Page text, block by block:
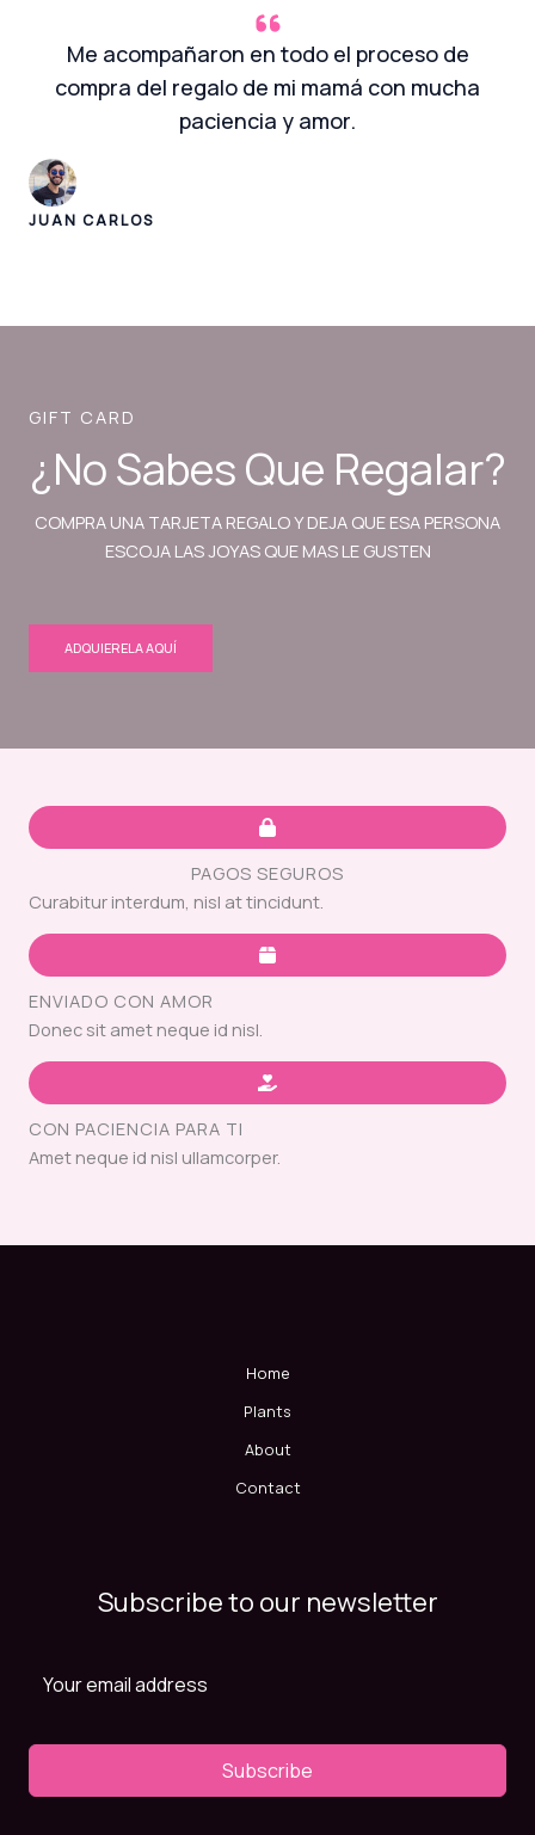
Me acompañaron en todo el proceso de
compra del regalo de mi mamá con mucha
paciencia y amor.
JUAN CARLOS
GIFT CARD
¿No Sabes Que Regalar?
COMPRA UNA TARJETA REGALO Y DEJA QUE ESA PERSONA
ESCOJA LAS JOYAS QUE MAS LE GUSTEN
ADQUIERELA AQUÍ
PAGOS SEGUROS
Curabitur interdum, nisl at tincidunt.
ENVIADO CON AMOR
Donec sit amet neque id nisl.
CON PACIENCIA PARA TI
Amet neque id nisl ullamcorper.
Home
Plants
About
Contact
Subscribe to our newsletter
Subscribe